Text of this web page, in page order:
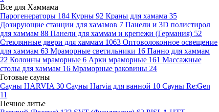
Все для Хаммама
Парогенераторы 184 Курны 92 Краны для хамама 35
Дозирующие станции для хамамов 7 Панели и 3D полистирол
для хаммам 88 Панели для хаммам и крепежи (Германия) 52
Стеклянные двери для хаммам 1063 Оптоволоконное освещение
для хаммам 63 Мраморные светильники 16 Панно для хаммам
22 Колонны мраморные 6 Арки мраморные 161 Массажные
столы для хаммам 16 Мраморные раковины 24
Готовые сауны
Сауны HARVIA 30 Сауны Harvia для ванной 10 Сауны Re:Gen
11
Печное литье